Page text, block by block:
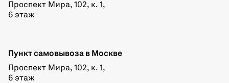
Проспект Мира, 102, к. 1,
6 этаж
Пункт самовывоза в Москве
Проспект Мира, 102, к. 1,
6 этаж